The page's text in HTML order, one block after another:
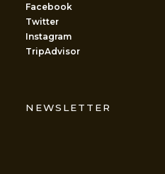
Facebook
Twitter
Instagram
TripAdvisor
NEWSLETTER